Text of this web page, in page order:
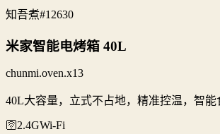
知吾煮#12630
米家智能电烤箱 40L
chunmi.oven.x13
40L大容量，立式不占地，精准控温，智能
🛜2.4GWi‑Fi